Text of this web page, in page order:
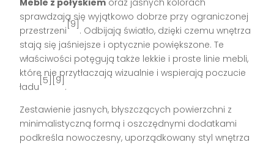
Meble z połyskiem oraz jasnych kolorach
sprawdzają się wyjątkowo dobrze przy ograniczonej
przestrzeni
[9]
. Odbijają światło, dzięki czemu wnętrza
stają się jaśniejsze i optycznie powiększone. Te
właściwości potęgują także lekkie i proste linie mebli,
które nie przytłaczają wizualnie i wspierają poczucie
ładu
[5][9]
.
Zestawienie jasnych, błyszczących powierzchni z
minimalistyczną formą i oszczędnymi dodatkami
podkreśla nowoczesny, uporządkowany styl wnętrza